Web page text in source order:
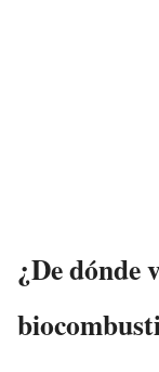
¿De dónde